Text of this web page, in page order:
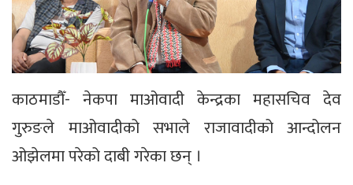
काठमाडौँ- नेकपा माओवादी केन्द्रका महासचिव देव
गुरुङले माओवादीको सभाले राजावादीको आन्दोलन
ओझेलमा परेको दाबी गरेका छन् ।